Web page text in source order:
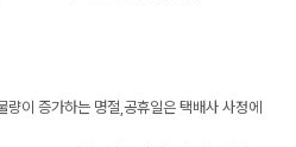
이 증가하는 명절,공휴일은 택배사 사정에